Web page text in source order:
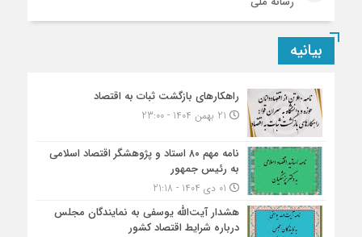
بیانیه
راهکارهای بازگشت ثبات به اقتصاد
نامه مهم ۸۰ استاد و پژوهشگر اقتصاد اسلامی
به رئیس جمهور
هشدار آیت‌الله یوسفی به نمایندگان مجلس
درباره شرایط اقتصاد کشور